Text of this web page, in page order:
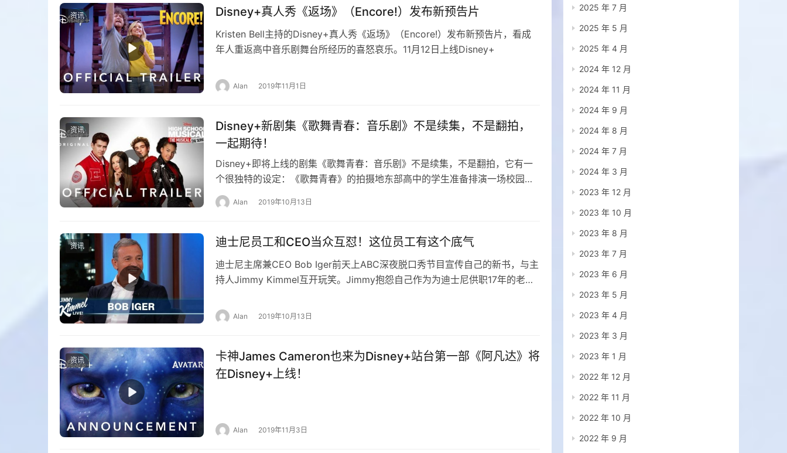
资讯 Disney+真人秀《返场》（Encore!）发布新预告片
Kristen Bell主持的Disney+真人秀《返场》（Encore!）发布新预告片，看成
年人重返高中音乐剧舞台所经历的喜怒哀乐。11月12日上线Disney+
Alan 2019年11月1日
资讯
Disney+新剧集《歌舞青春：音乐剧》不是续集，不是翻拍，
一起期待！
Disney+即将上线的剧集《歌舞青春：音乐剧》不是续集，不是翻拍，它有一
个很独特的设定：《歌舞青春》的拍摄地东部高中的学生准备排演一场校园剧
版《歌舞青春》。在从试演到排练的过程中…
Alan 2019年10月13日
资讯 迪士尼员工和CEO当众互怼！这位员工有这个底气
迪士尼主席兼CEO Bob Iger前天上ABC深夜脱口秀节目宣传自己的新书，与主
持人Jimmy Kimmel互开玩笑。Jimmy抱怨自己作为为迪士尼供职17年的老员
Alan 2019年10月13日
资讯
卡神James Cameron也来为Disney+站台第一部《阿凡达》将
在Disney+上线！
Alan 2019年11月3日
2025 年 7 月
2025 年 5 月
2025 年 4 月
2024 年 12 月
2024 年 11 月
2024 年 9 月
2024 年 8 月
2024 年 7 月
2024 年 3 月
2023 年 12 月
2023 年 10 月
2023 年 8 月
2023 年 7 月
2023 年 6 月
2023 年 5 月
2023 年 4 月
2023 年 3 月
2023 年 1 月
2022 年 12 月
2022 年 11 月
2022 年 10 月
2022 年 9 月